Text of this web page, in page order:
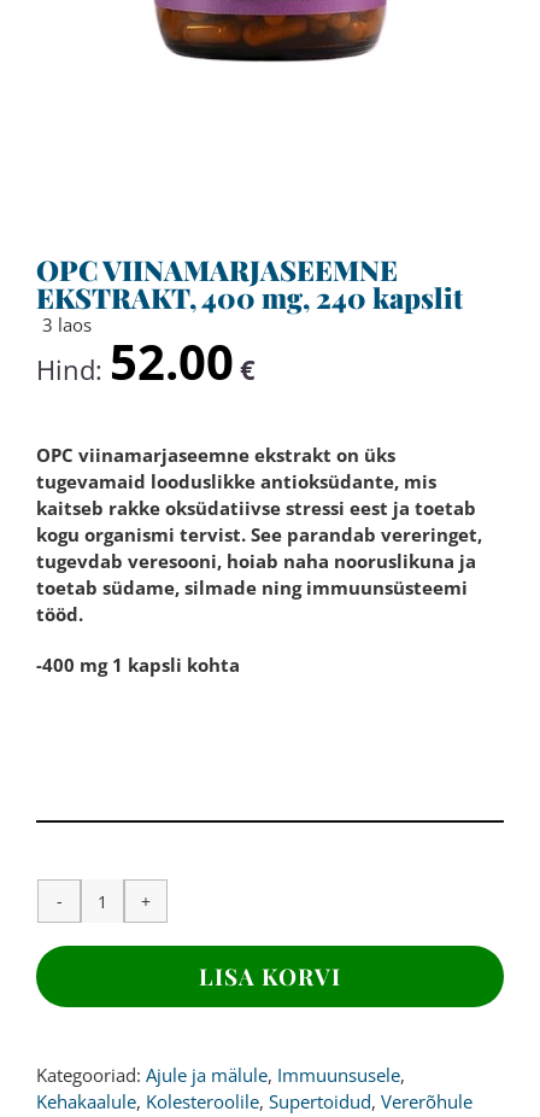
OPC VIINAMARJASEEMNE
EKSTRAKT, 400 mg, 240 kapslit
3 laos
Hind: 52.00 €
OPC viinamarjaseemne ekstrakt on üks
tugevamaid looduslikke antioksüdante, mis
kaitseb rakke oksüdatiivse stressi eest ja toetab
kogu organismi tervist. See parandab vereringet,
tugevdab veresooni, hoiab naha nooruslikuna ja
toetab südame, silmade ning immuunsüsteemi
tööd.
-400 mg 1 kapsli kohta
OPC
kapslit
kogus
LISA KORVI
Kategooriad: Ajule ja mälule, Immuunsusele,
Kehakaalule, Kolesteroolile, Supertoidud, Vererõhule